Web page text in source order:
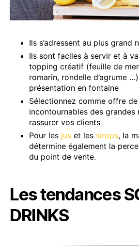
Ils s’adressent au plus grand
Ils sont faciles à servir et à
topping créatif (feuille de
romarin, rondelle d’agrume
présentation en fontaine
Sélectionnez comme offre
incontournables des grandes
rassurer vos clients
Pour les jus et les sirops, la
détermine également la
du point de vente.
Les tendances
DRINKS